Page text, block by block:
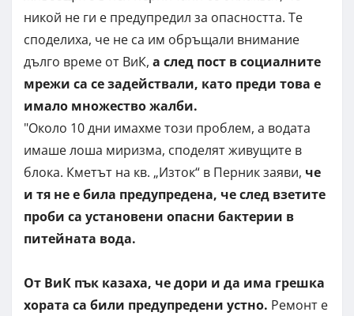
никой не ги е предупредил за опасността. Те
споделиха, че не са им обръщали внимание
дълго време от ВиК, а след пост в социалните
мрежи са се задействали, като преди това е
имало множество жалби.
"Около 10 дни имахме този проблем, а водата
имаше лоша миризма, споделят живущите в
блока. Кметът на кв. „Изток“ в Перник заяви, че
и тя не е била предупредена, че след взетите
проби са установени опасни бактерии в
питейната вода.
От ВиК пък казаха, че дори и да има грешка
хората са били предупредени устно. Ремонт е